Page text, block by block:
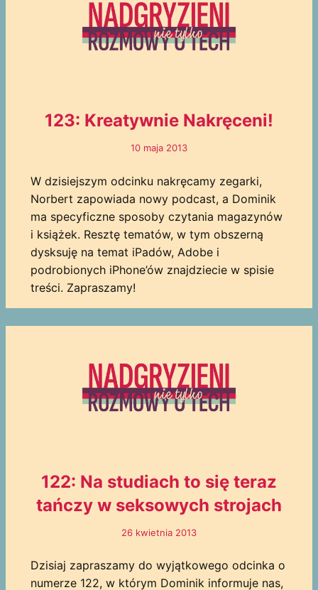
123: Kreatywnie Nakręceni!
10 maja 2013
W dzisiejszym odcinku nakręcamy zegarki,
Norbert zapowiada nowy podcast, a Dominik
ma specyficzne sposoby czytania magazynów
i książek. Resztę tematów, w tym obszerną
dysksuję na temat iPadów, Adobe i
podrobionych iPhone’ów znajdziecie w spisie
treści. Zapraszamy!
122: Na studiach to się teraz
tańczy w seksowych strojach
26 kwietnia 2013
Dzisiaj zapraszamy do wyjątkowego odcinka o
numerze 122, w którym Dominik informuje nas,